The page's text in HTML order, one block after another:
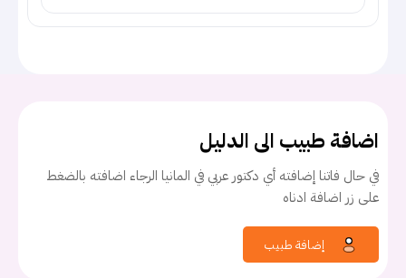
اضافة طبيب الى الدليل
في حال فاتنا إضافته أي دكتور عربي في المانيا الرجاء اضافته بالضغط
على زر اضافة ادناه